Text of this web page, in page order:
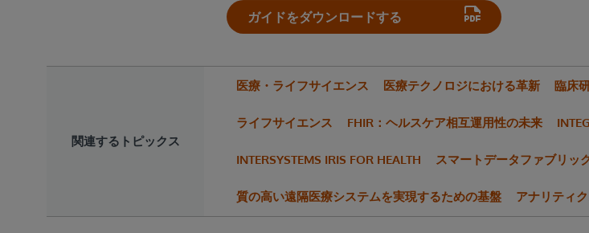
ガイドをダウンロードする
関連するトピックス
医療・ライフサイエンス 医療テクノロジにおける革新 臨床
ライフサイエンス FHIR：ヘルスケア相互運用性の未来
INTERSYSTEMS IRIS FOR HEALTH スマートデータファブリッ
質の高い遠隔医療システムを実現するための基盤 アナリティ